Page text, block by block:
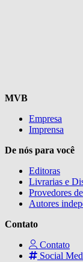
MVB
Empresa
Imprensa
De nós para você
Editoras
Livrarias e
Provedores
Autores
Contato
Contato
Social